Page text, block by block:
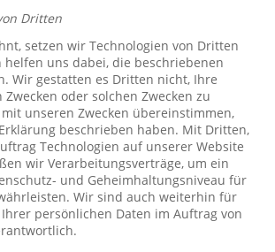
Dritten
setzen wir Technologien von Dritten
helfen uns dabei, die beschriebenen
Wir gestatten es Dritten nicht, Ihre
Zwecken oder solchen Zwecken zu
unseren Zwecken übereinstimmen,
beschrieben haben. Mit Dritten,
Technologien auf unserer Website
wir Verarbeitungsverträge, um ein
und Geheimhaltungsniveau für
Wir sind auch weiterhin für
persönlichen Daten im Auftrag von